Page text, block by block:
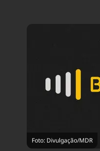
Foto: Divulgação/MDR